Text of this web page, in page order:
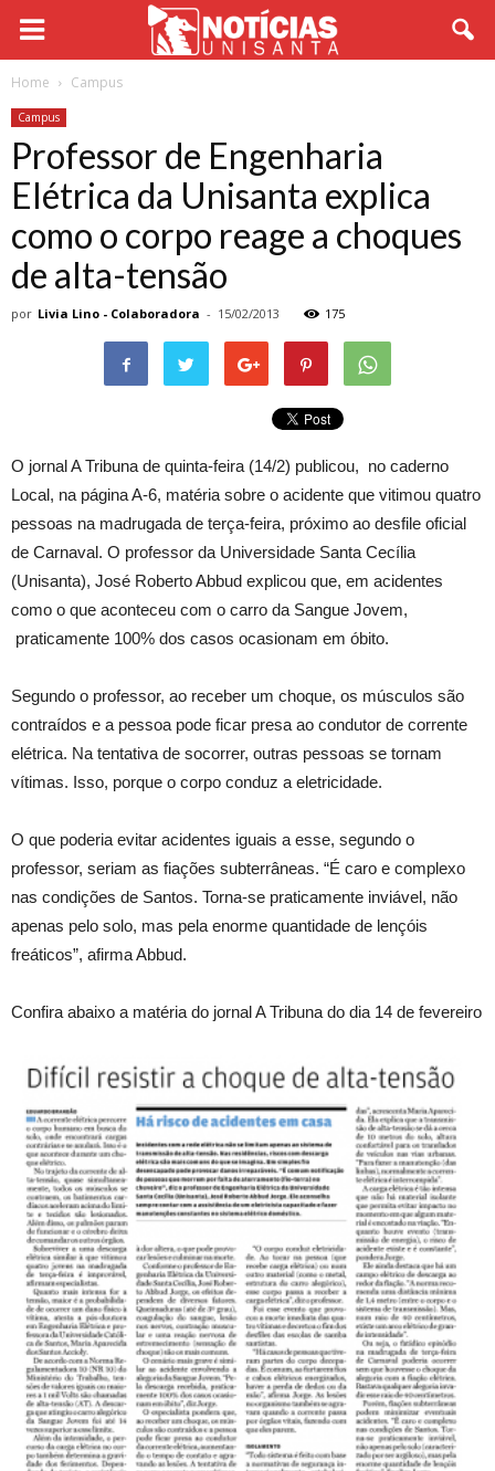
Home Campus
Campus
Professor de Engenharia
Elétrica da Unisanta explica
como o corpo reage a choques
de alta-tensão
por Livia Lino - Colaboradora - 15/02/2013 175
O jornal A Tribuna de quinta-feira (14/2) publicou, no caderno
Local, na página A-6, matéria sobre o acidente que vitimou quatro
pessoas na madrugada de terça-feira, próximo ao desfile oficial
de Carnaval. O professor da Universidade Santa Cecília
(Unisanta), José Roberto Abbud explicou que, em acidentes
como o que aconteceu com o carro da Sangue Jovem,
praticamente 100% dos casos ocasionam em óbito.
Segundo o professor, ao receber um choque, os músculos são
contraídos e a pessoa pode ficar presa ao condutor de corrente
elétrica. Na tentativa de socorrer, outras pessoas se tornam
vítimas. Isso, porque o corpo conduz a eletricidade.
O que poderia evitar acidentes iguais a esse, segundo o
professor, seriam as fiações subterrâneas. “É caro e complexo
nas condições de Santos. Torna-se praticamente inviável, não
apenas pelo solo, mas pela enorme quantidade de lençóis
freáticos”, afirma Abbud.
Confira abaixo a matéria do jornal A Tribuna do dia 14 de fevereiro